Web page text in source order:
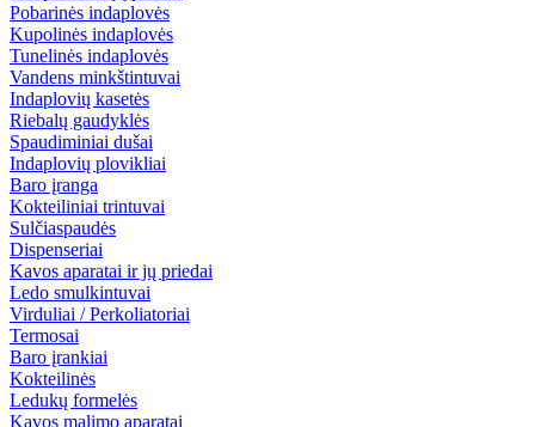
Pobarinės indaplovės
Kupolinės indaplovės
Tunelinės indaplovės
Vandens minkštintuvai
Indaplovių kasetės
Riebalų gaudyklės
Spaudiminiai dušai
Indaplovių plovikliai
Baro įranga
Kokteiliniai trintuvai
Sulčiaspaudės
Dispenseriai
Kavos aparatai ir jų priedai
Ledo smulkintuvai
Virduliai / Perkoliatoriai
Termosai
Baro įrankiai
Kokteilinės
Ledukų formelės
Kavos malimo aparatai